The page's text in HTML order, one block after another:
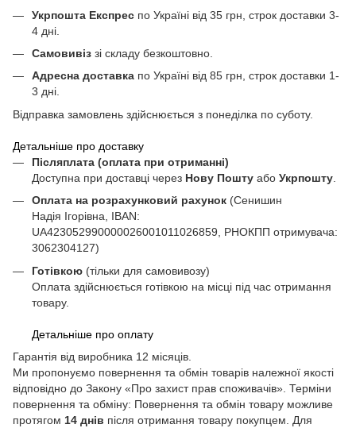
Укрпошта Експрес по Україні від 35 грн, строк доставки 3-
4 дні.
Самовивіз зі складу безкоштовно.
Адресна доставка по Україні від 85 грн, строк доставки 1-
3 дні.
Відправка замовлень здійснюється з понеділка по суботу.
Детальніше про доставку
Післяплата (оплата при отриманні)
Доступна при доставці через Нову Пошту або Укрпошту
Оплата на розрахунковий рахунок (Сенишин
Надія Ігорівна, IBAN:
UA423052990000026001011026859, РНОКПП отримувача:
3062304127)
Готівкою (тільки для самовивозу)
Оплата здійснюється готівкою на місці під час отримання
товару.
Детальніше про оплату
Гарантія від виробника 12 місяців.
Ми пропонуємо повернення та обмін товарів належної якості
відповідно до Закону «Про захист прав споживачів». Терміни
повернення та обміну: Повернення та обмін товару можливе
протягом 14 днів після отримання товару покупцем. Для